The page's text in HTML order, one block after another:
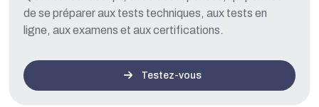
de se préparer aux tests techniques, aux tests en
ligne, aux examens et aux certifications.
Testez-vous